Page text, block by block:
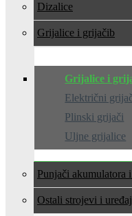
Dizalice
Grijalice i grijači
Grijalice i
Električni
Plinski grijači
Uljne grijalice
Punjači akumulatora
Ostali strojevi i